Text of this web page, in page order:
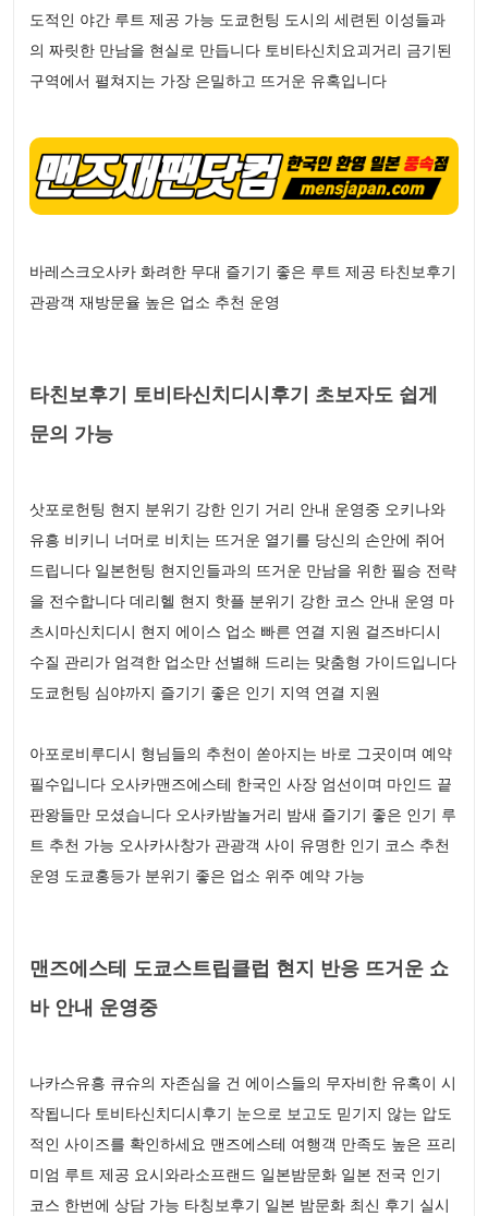
도적인 야간 루트 제공 가능 도쿄헌팅 도시의 세련된 이성들과
의 짜릿한 만남을 현실로 만듭니다 토비타신치요괴거리 금기된
구역에서 펼쳐지는 가장 은밀하고 뜨거운 유혹입니다
바레스크오사카 화려한 무대 즐기기 좋은 루트 제공 타친보후기
관광객 재방문율 높은 업소 추천 운영
타친보후기 토비타신치디시후기 초보자도 쉽게
문의 가능
삿포로헌팅 현지 분위기 강한 인기 거리 안내 운영중 오키나와
유흥 비키니 너머로 비치는 뜨거운 열기를 당신의 손안에 쥐어
드립니다 일본헌팅 현지인들과의 뜨거운 만남을 위한 필승 전략
을 전수합니다 데리헬 현지 핫플 분위기 강한 코스 안내 운영 마
츠시마신치디시 현지 에이스 업소 빠른 연결 지원 걸즈바디시
수질 관리가 엄격한 업소만 선별해 드리는 맞춤형 가이드입니다
도쿄헌팅 심야까지 즐기기 좋은 인기 지역 연결 지원
아포로비루디시 형님들의 추천이 쏟아지는 바로 그곳이며 예약
필수입니다 오사카맨즈에스테 한국인 사장 엄선이며 마인드 끝
판왕들만 모셨습니다 오사카밤놀거리 밤새 즐기기 좋은 인기 루
트 추천 가능 오사카사창가 관광객 사이 유명한 인기 코스 추천
운영 도쿄홍등가 분위기 좋은 업소 위주 예약 가능
맨즈에스테 도쿄스트립클럽 현지 반응 뜨거운 쇼
바 안내 운영중
나카스유흥 큐슈의 자존심을 건 에이스들의 무자비한 유혹이 시
작됩니다 토비타신치디시후기 눈으로 보고도 믿기지 않는 압도
적인 사이즈를 확인하세요 맨즈에스테 여행객 만족도 높은 프리
미엄 루트 제공 요시와라소프랜드 일본밤문화 일본 전국 인기
코스 한번에 상담 가능 타칭보후기 일본 밤문화 최신 후기 실시